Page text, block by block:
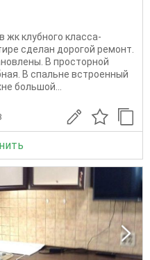
жк клубного класса-
сделан дорогой ремонт.
В просторной
В спальне встроенный
большой...